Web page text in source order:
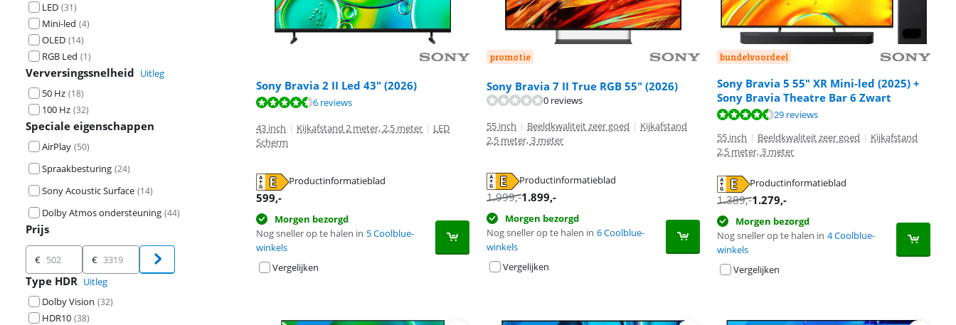
LED (31)
Mini-led (4)
OLED (14)
RGB Led (1)
Verversingssnelheid Uitleg
50 Hz (18)
100 Hz (32)
Speciale eigenschappen
AirPlay (50)
Spraakbesturing (24)
Sony Acoustic Surface (14)
Dolby Atmos ondersteuning (44)
Prijs
Prijs
€ €
Type HDR Uitleg
Dolby Vision (32)
HDR10 (38)
Sony Bravia 2 II Led 43" (2026)
Beoordeling is 8,7 van de 10, gebaseerd op 6 reviews.
6 reviews
43 inch | Kijkafstand 2 meter, 2,5 meter | LED
Scherm
Productinformatieblad
opent in nieuw tabblad
599,-
Morgen bezorgd
Nog sneller op te halen in 5 Coolblue-
winkels
Vergelijken
promotie
Sony Bravia 7 II True RGB 55" (2026)
0 reviews
55 inch | Beeldkwaliteit zeer goed | Kijkafstand
2,5 meter, 3 meter
Productinformatieblad
opent in nieuw tabblad
1.999,-1.899,-
Morgen bezorgd
Nog sneller op te halen in 6 Coolblue-
winkels
Vergelijken
bundelvoordeel
Sony Bravia 5 55" XR Mini-led (2025) +
Sony Bravia Theatre Bar 6 Zwart
29 reviews
55 inch | Beeldkwaliteit zeer goed | Kijkafstand
2,5 meter, 3 meter
Productinformatieblad
opent in nieuw tabblad
1.389,-1.279,-
Morgen bezorgd
Nog sneller op te halen in 4 Coolblue-
winkels
Vergelijken